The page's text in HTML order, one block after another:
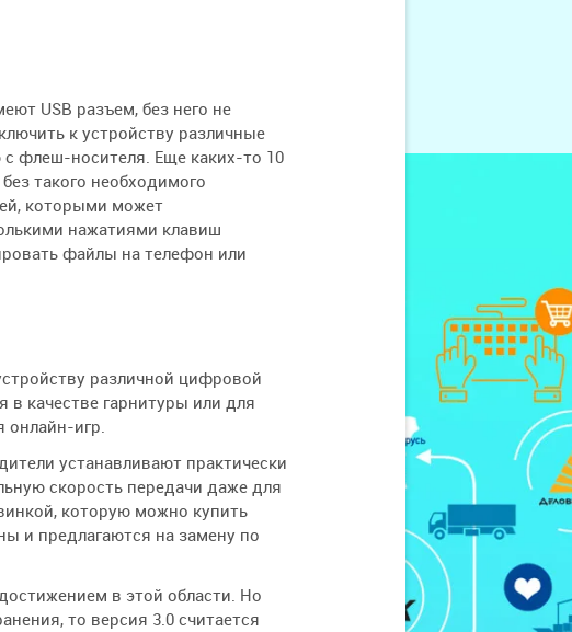
USB разъем, без него не
к устройству различные
флеш-носителя. Еще каких-то 10
такого необходимого
которыми может
нажатиями клавиш
файлы на телефон или
различной цифровой
в качестве гарнитуры или для
онлайн-игр.
устанавливают практически
скорость передачи даже для
которую можно купить
и предлагаются на замену по
в этой области. Но
то версия 3.0 считается